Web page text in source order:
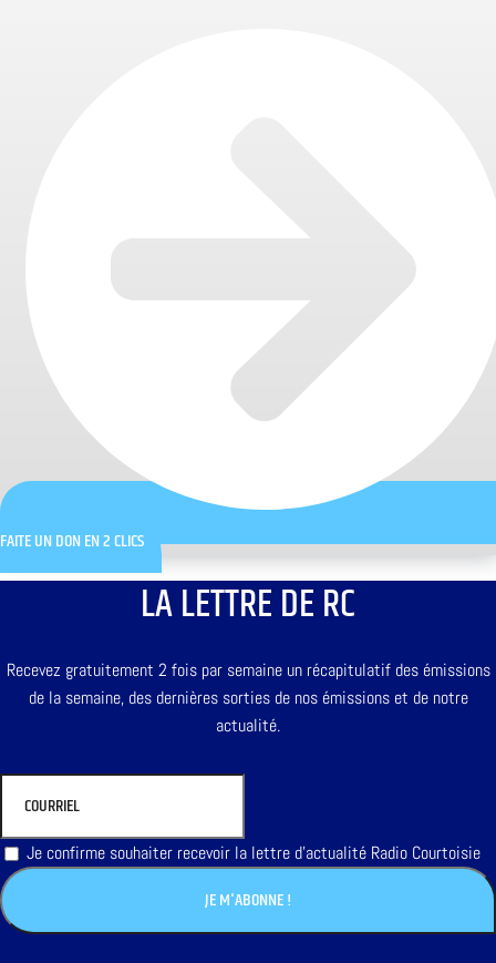
FAITE UN DON EN 2 CLICS
LA LETTRE DE RC
Recevez gratuitement 2 fois par semaine un récapitulatif des émissions
de la semaine, des dernières sorties de nos émissions et de notre
actualité.
Je confirme souhaiter recevoir la lettre d'actualité Radio Courtoisie